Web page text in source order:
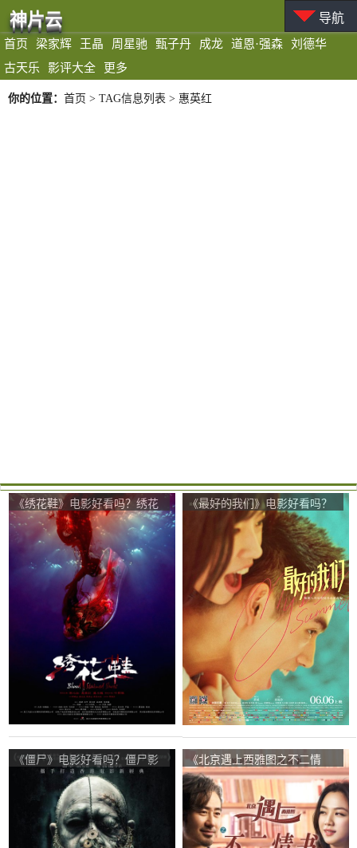
首页 梁家辉 王晶 周星驰 甄子丹 成龙 道恩·强森
刘德华
古天乐
影评大全 更多
神片云 导航
你的位置： 首页 > TAG信息列表 > 惠英红
《绣花鞋》电影好看吗？绣花
鞋影评及简介
《最好的我们》电影好看吗？
最好的我们影评及简介
《僵尸》电影好看吗？僵尸影
评及简介
《北京遇上西雅图之不二情
书》电影好看吗？北京遇上西
雅图之不二情书影评及简介